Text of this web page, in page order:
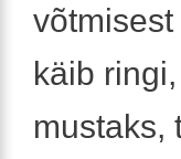
käib
mustaks,